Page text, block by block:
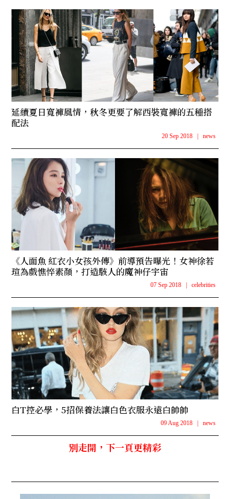
延續夏日寬褲風情，秋冬更要了解西裝寬褲的五種搭
配法
20 Sep 2018 | news
《人面魚 紅衣小女孩外傳》前導預告曝光！女神徐若
瑄為戲憔悴素顏，打造駭人的魔神仔宇宙
07 Sep 2018 | celebrities
白T控必學，5招保養法讓白色衣服永遠白帥帥
09 Aug 2018 | news
別走開，下一頁更精彩